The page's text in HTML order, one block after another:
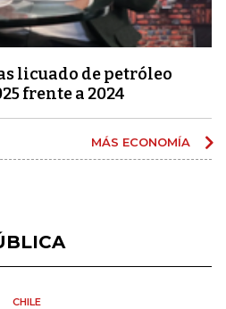
licuado de petróleo
frente a 2024
MÁS ECONOMÍA
CHILE